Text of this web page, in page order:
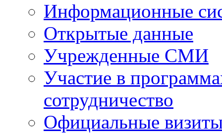
Информационные
Открытые данные
Учрежденные СМИ
Участие в
сотрудничество
Официальные